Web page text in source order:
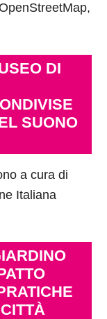
DI
SUONO
a cura di
Italiana